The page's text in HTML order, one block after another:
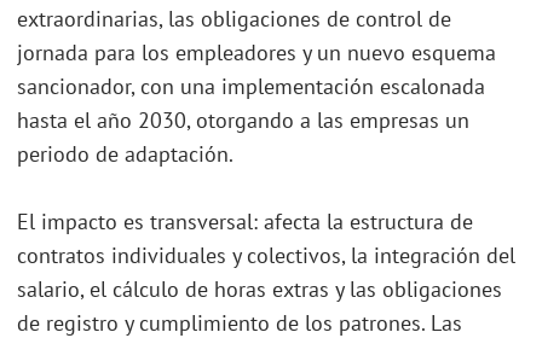
extraordinarias, las obligaciones de control de
jornada para los empleadores y un nuevo esquema
sancionador, con una implementación escalonada
hasta el año 2030, otorgando a las empresas un
periodo de adaptación.
El impacto es transversal: afecta la estructura de
contratos individuales y colectivos, la integración del
salario, el cálculo de horas extras y las obligaciones
de registro y cumplimiento de los patrones. Las